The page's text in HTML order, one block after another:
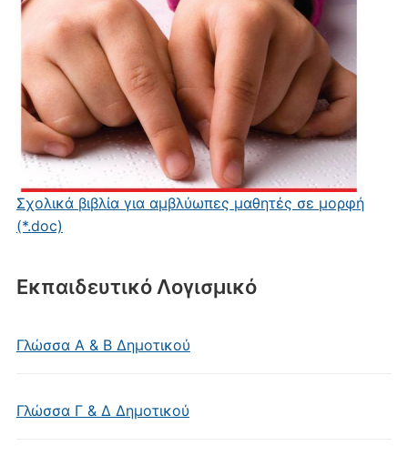
Σχολικά βιβλία για αμβλύωπες μαθητές σε μορφή
(*.doc)
Εκπαιδευτικό Λογισμικό
Γλώσσα Α & Β Δημοτικού
Γλώσσα Γ & Δ Δημοτικού